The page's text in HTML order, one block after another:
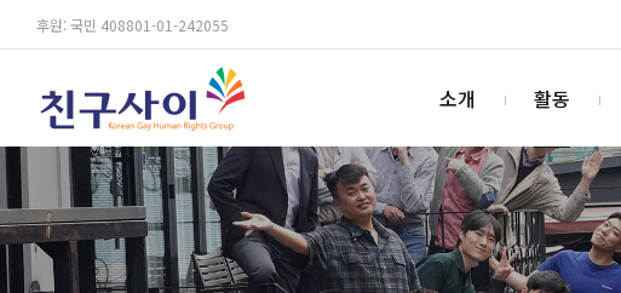
후원: 국민 408801-01-242055
소개 활동